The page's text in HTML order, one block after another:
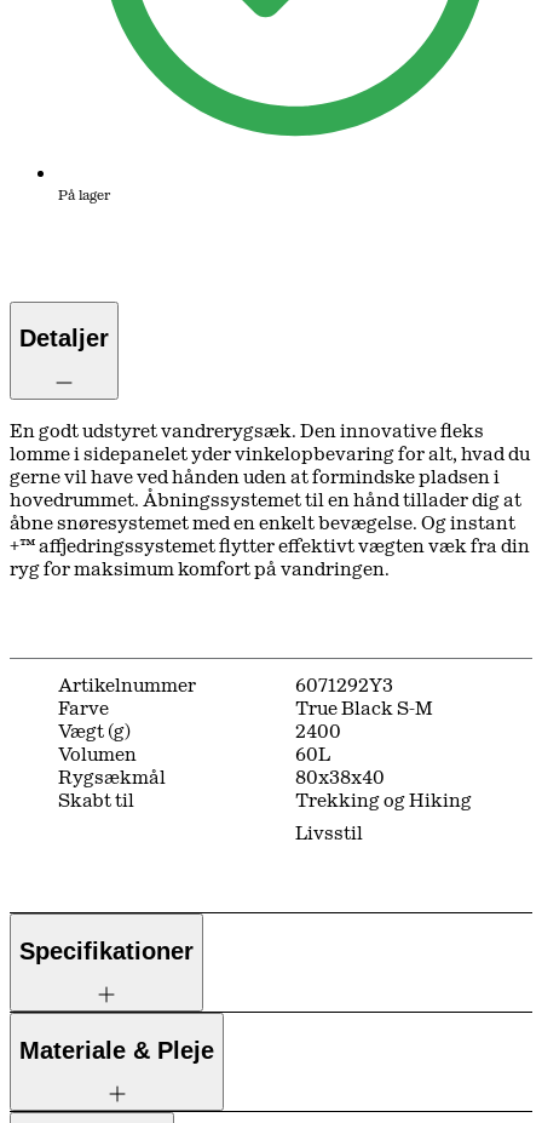
På lager
Detaljer
En godt udstyret vandrerygsæk. Den innovative fleks
lomme i sidepanelet yder vinkelopbevaring for alt, hvad du
gerne vil have ved hånden uden at formindske pladsen i
hovedrummet. Åbningssystemet til en hånd tillader dig at
åbne snøresystemet med en enkelt bevægelse. Og instant
+™ affjedringssystemet flytter effektivt vægten væk fra din
ryg for maksimum komfort på vandringen.
Artikelnummer
6071292Y3
Farve
True Black S-M
Vægt (g)
2400
Volumen
60L
Rygsækmål
80x38x40
Skabt til
Trekking og Hiking
Livsstil
Specifikationer
Materiale & Pleje